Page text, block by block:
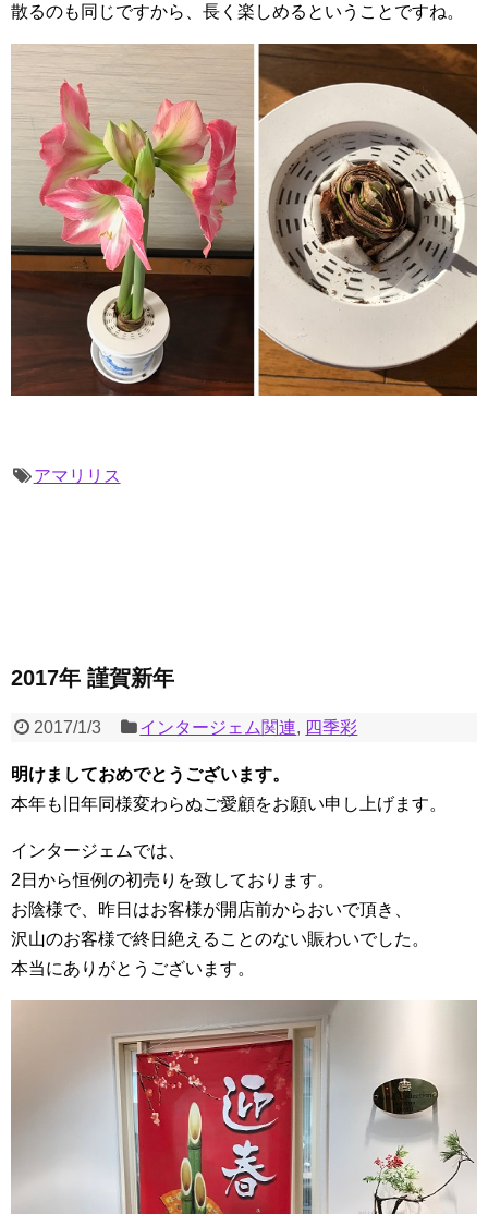
散るのも同じですから、長く楽しめるということですね。
アマリリス
2017年 謹賀新年
2017/1/3 インタージェム関連, 四季彩
明けましておめでとうございます。
本年も旧年同様変わらぬご愛顧をお願い申し上げます。
インタージェムでは、
2日から恒例の初売りを致しております。
お陰様で、昨日はお客様が開店前からおいで頂き、
沢山のお客様で終日絶えることのない賑わいでした。
本当にありがとうございます。